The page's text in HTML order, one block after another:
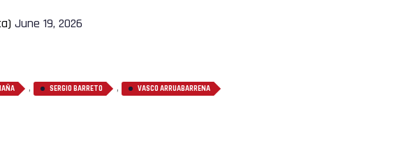
June 19, 2026
, SERGIO BARRETO , VASCO ARRUABARRENA